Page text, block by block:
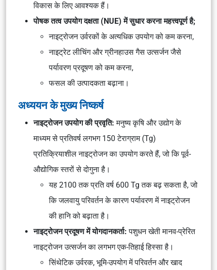
विकास के लिए आवश्यक हैं।
पोषक तत्व उपयोग दक्षता (NUE) में सुधार करना महत्त्वपूर्ण है;
नाइट्रोजन उर्वरकों के अत्यधिक उपयोग को कम करना,
नाइट्रेट लीचिंग और ग्रीनहाउस गैस उत्सर्जन जैसे
पर्यावरण प्रदूषण को कम करना,
फसल की उत्पादकता बढ़ाना।
अध्ययन के मुख्य निष्कर्ष
नाइट्रोजन उपयोग की प्रवृति:मनुष्य कृषि और उद्योग के
माध्यम से प्रतिवर्ष लगभग 150 टेराग्राम (Tg)
प्रतिक्रियाशील नाइट्रोजन का उपयोग करते हैं, जो कि पूर्व-
औद्योगिक स्तरों से दोगुना है।
यह 2100 तक प्रति वर्ष 600 Tg तक बढ़ सकता है, जो
कि जलवायु परिवर्तन के कारण पर्यावरण में नाइट्रोजन
की हानि को बढ़ाता है।
नाइट्रोजन प्रदूषण में योगदानकर्ता:पशुधन खेती मानव-प्रेरित
नाइट्रोजन उत्सर्जन का लगभग एक-तिहाई हिस्सा है।
सिंथेटिक उर्वरक, भूमि-उपयोग में परिवर्तन और खाद